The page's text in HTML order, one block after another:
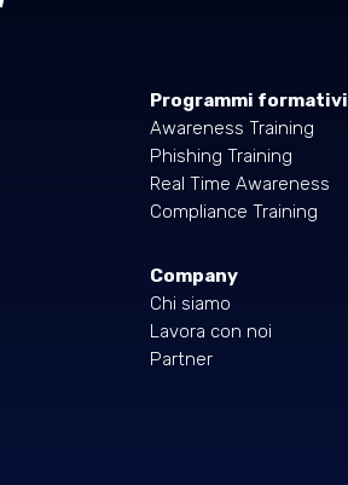
Programmi formativi
Awareness Training
Phishing Training
Real Time Awareness
Compliance Training
Company
Chi siamo
Lavora con noi
Partner